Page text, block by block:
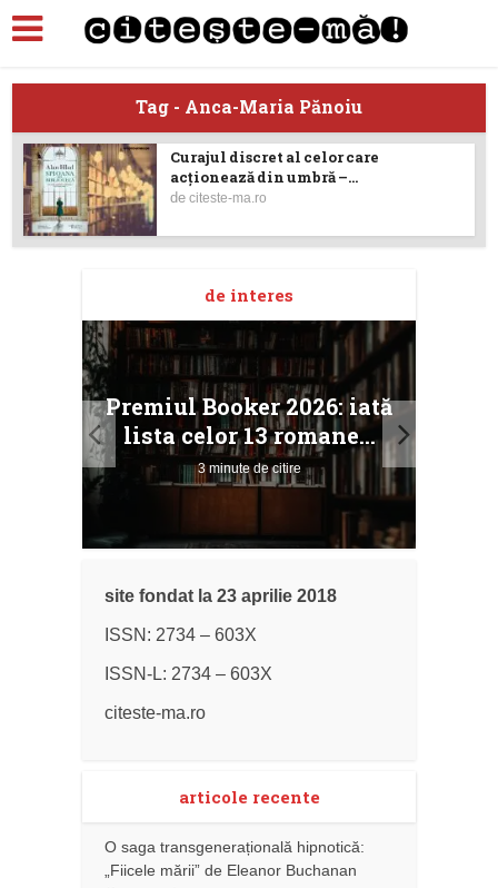
Tag - Anca-Maria Pănoiu
Curajul discret al celor care
acționează din umbră –...
deciteste-ma.ro
de interes
Premiul Booker 2026: iată
lista celor 13 romane...
3 minute de citire
site fondat la 23 aprilie 2018
ISSN: 2734 – 603X
ISSN-L: 2734 – 603X
citeste-ma.ro
articole recente
O saga transgenerațională hipnotică:
„Fiicele mării” de Eleanor Buchanan